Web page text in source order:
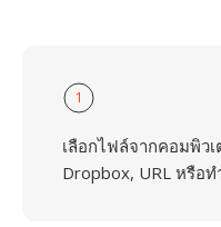
1
เลือกไฟล์จากคอมพิว
Dropbox, URL หรือ